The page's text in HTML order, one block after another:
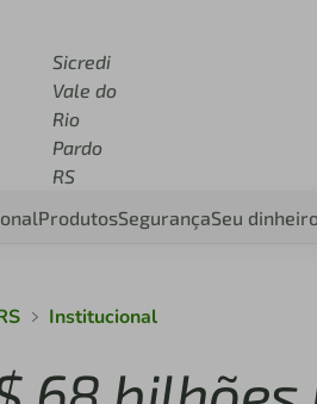
Sicredi
Vale do
Rio
Pardo
RS
ProdutosSegurançaSeu
Institucional